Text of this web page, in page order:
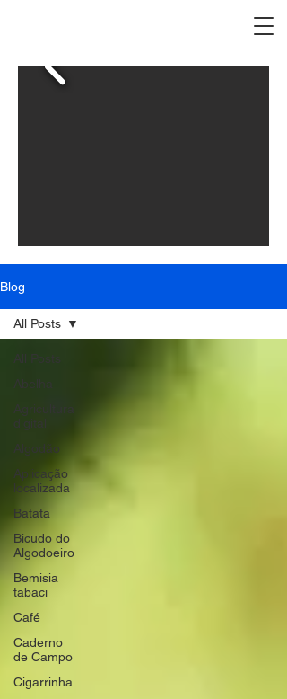
Blog
All Posts
Abelha
Agricultura
digital
Algodão
Aplicação
localizada
Batata
Bicudo do
Algodoeiro
Bemisia
tabaci
Café
Caderno
de Campo
Cigarrinha
All Posts